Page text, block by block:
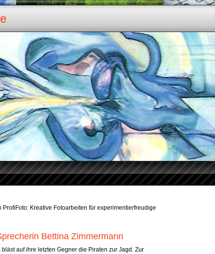
Kreative Fotoarbeiten für experimentierfreudige
Bettina Zimmermann
auf ihre letzten Gegner die Piraten zur Jagd. Zur